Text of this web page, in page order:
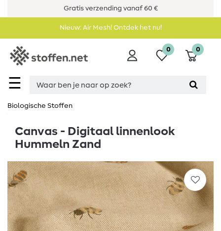
Gratis verzending vanaf 60 €
Nieuw: Air Mesh! Ontdek het nu!
☰
0 0
Biologische Stoffen
Canvas - Digitaal linnenlook
Hummeln Zand